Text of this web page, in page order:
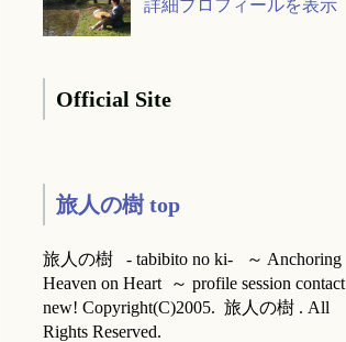
詳細プロフィールを表示
Official Site
旅人の樹 top
旅人の樹 - tabibito no ki- ～ Anchoring
Heaven on Heart ～ profile session contact
new! Copyright(C)2005. 旅人の樹 . All
Rights Reserved.